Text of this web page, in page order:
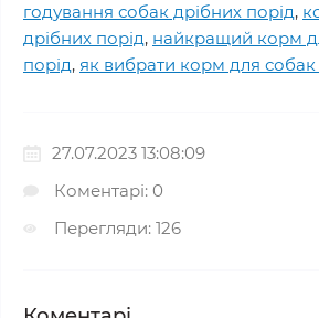
годування собак дрібних порід,
дрібних порід, найкращий корм
порід, як вибрати корм для собак
27.07.2023 13:08:09
Коментарі: 0
Перегляди: 126